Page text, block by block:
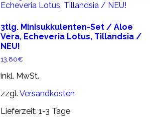
3tlg. Minisukkulenten-Set / Aloe
Vera, Echeveria Lotus, Tillandsia /
NEU!
13,80€
inkl. MwSt.
zzgl. Versandkosten
Lieferzeit: 1-3 Tage